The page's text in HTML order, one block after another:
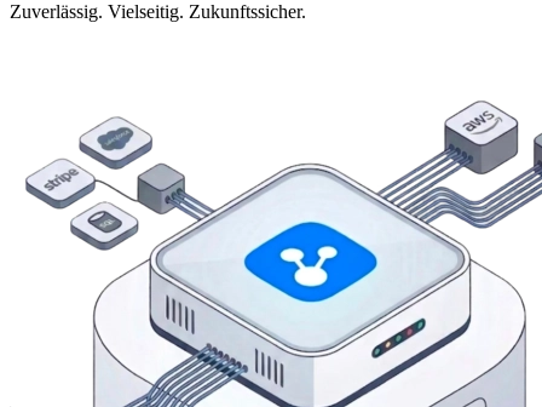
Zuverlässig. Vielseitig. Zukunftssicher.